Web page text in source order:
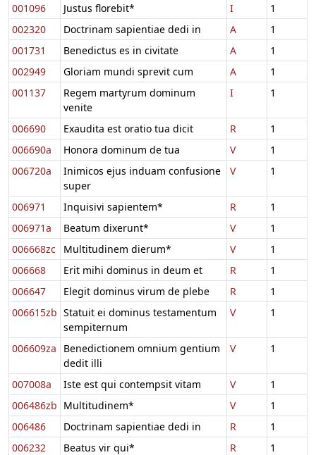
001096
Justus florebit* I
1
002320
Doctrinam sapientiae dedi in A
1
001731
Benedictus es in civitate A
1
002949
Gloriam mundi sprevit cum A
1
001137
Regem martyrum dominum
venite
I 1
006690 Exaudita est oratio tua dicit R
1
006690a
Honora dominum de tua V
1
006720a
Inimicos ejus induam confusione
super
V 1
006971 Inquisivi sapientem* R
1
006971a
Beatum dixerunt* V
1
006668zc
Multitudinem dierum* V
1
006668
Erit mihi dominus in deum et R
1
006647
Elegit dominus virum de plebe R
1
006615zb Statuit ei dominus testamentum
sempiternum
V 1
006609za
Benedictionem omnium gentium
dedit illi
V 1
007008a Iste est qui contempsit vitam V
1
006486zb Multitudinem* V
1
006486
Doctrinam sapientiae dedi in R
1
006232
Beatus vir qui* R 1